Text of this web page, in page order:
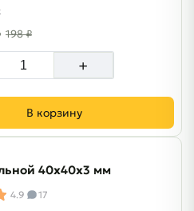
198 ₽
+
В корзину
40х40х3 мм
4.9 17